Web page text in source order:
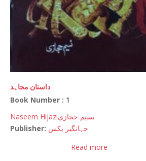
داستان مجاہد
Book Number : 1
Naseem Hijaziنسیم حجازی
Publisher: جہانگیر بکس
Read more